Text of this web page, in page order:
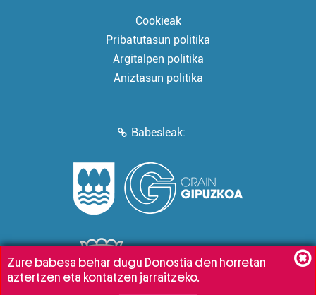
Cookieak
Pribatutasun politika
Argitalpen politika
Aniztasun politika
Babesleak:
Zure babesa behar dugu Donostia den horretan
aztertzen eta kontatzen jarraitzeko.